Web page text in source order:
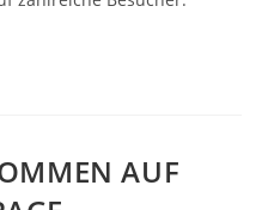
AUF